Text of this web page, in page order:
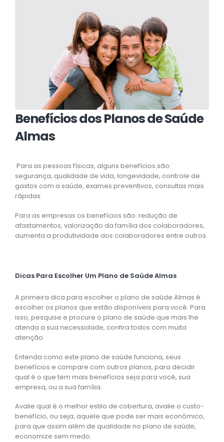
Benefícios dos Planos de Saúde
Almas
Para as pessoas físicas, alguns benefícios são:
segurança, qualidade de vida, longevidade, controle de
gastos com a saúde, exames preventivos, consultas mais
rápidas.
Para as empresas os benefícios são: redução de
afastamentos, valorização da família dos colaboradores,
aumenta a produtividade dos colaboradores entre outros.
Dicas Para Escolher Um Plano de Saúde Almas
A primeira dica para escolher o plano de saúde Almas é
escolher os planos que estão disponíveis para você. Para
isso, pesquise e procure o plano de saúde que mais lhe
atenda a sua necessidade, confira todos com muita
atenção.
Entenda como este plano de saúde funciona, seus
benefícios e compare com outros planos, para decidir
qual é o que tem mais benefícios seja para você, sua
empresa, ou a sua família.
Avalie qual é o melhor estilo de cobertura, avalie o custo-
benefício, ou seja, aquele que pode ser mais econômico,
para que assim além de qualidade no plano de saúde,
economize sem medo.